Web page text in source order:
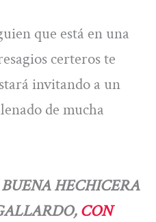
que está en una
certeros te
invitando a un
de mucha
HECHICERA
CON